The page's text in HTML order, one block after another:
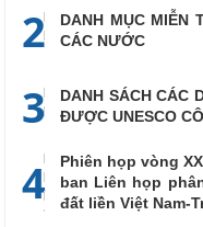
2
DANH MỤC MIỄN
CÁC NƯỚC
3
DANH SÁCH CÁC
ĐƯỢC UNESCO
4
Phiên họp vòng
ban Liên họp
đất liền Việt Nam-